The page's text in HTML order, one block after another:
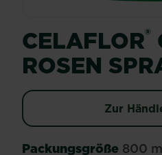
CELAFLOR®
ROSEN
Zur
Packungsgröße 800